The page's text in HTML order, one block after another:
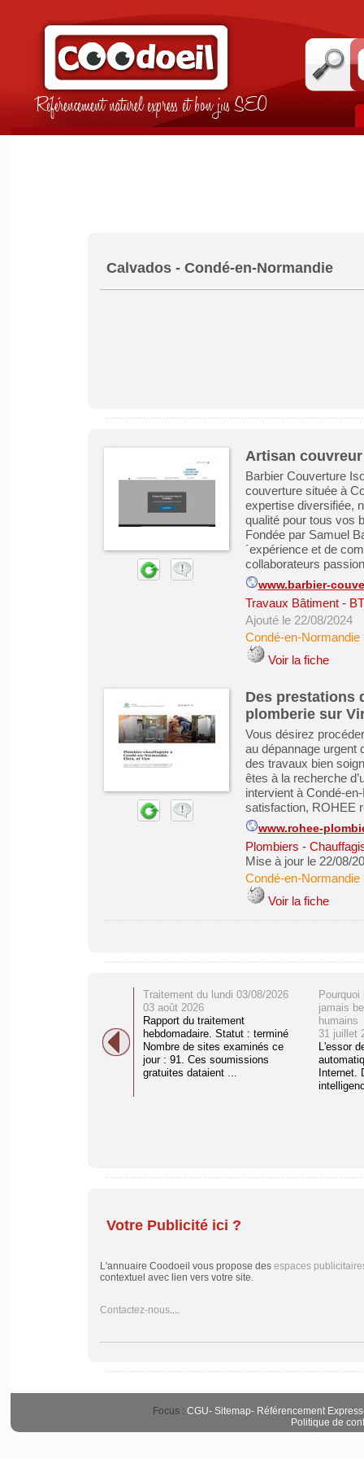
Référencement naturel express et bon jus SEO
Calvados - Condé-en-Normandie
Artisan
Barbier Couverture
couverture située à
expertise diversifiée,
qualité pour tous vos
Fondée par Samuel
´expérience et de
collaborateurs
www.barbier-
Travaux Bâtiment -
Ajouté le 22/08/2024
Condé-en-Normandie
Voir la fiche
Des prestations
plomberie sur
Vous désirez
au dépannage urgent
des travaux bien
êtes à la recherche
intervient à Condé-
satisfaction, ROHEE
www.rohee-
Plombiers -
Mise à jour le 22/08/
Condé-en-Normandie
Voir la fiche
Traitement du lundi 03/08/2026
03 août 2026
Rapport du traitement
hebdomadaire. Statut : terminé
Nombre de sites examinés ce
jour : 91. Ces soumissions
gratuites dataient ...
jamais
humains
31 juillet
L'essor
Internet.
Votre Publicité ici ?
L'annuaire Coodoeil vous propose des espaces
contextuel avec lien vers votre site.
Contactez-nous....
Focus : CGU- Sitemap- Référencement Express
Politique de